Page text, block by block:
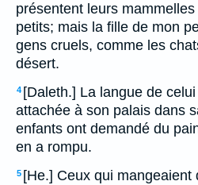
présentent leurs
petits; mais la fille de mon
gens cruels, comme les
désert.
4 [Daleth.] La langue de celui
attachée à son palais dans
enfants ont demandé du
en a rompu.
5 [He.] Ceux qui